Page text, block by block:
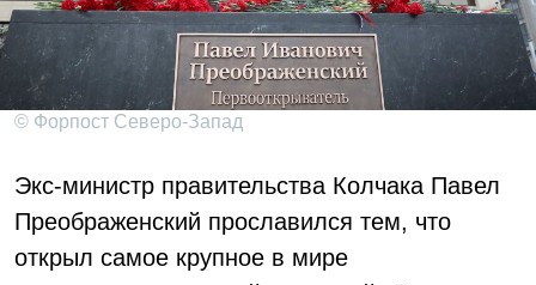
© Форпост Северо-Запад
Экс-министр правительства Колчака Павел
Преображенский прославился тем, что
открыл самое крупное в мире